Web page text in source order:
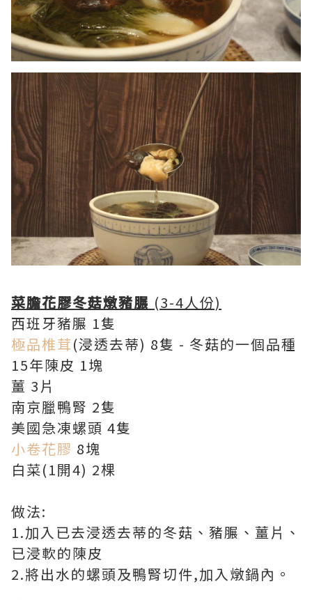
菜膽花膠冬菇燉豬𦟌 (3-4人份)
西班牙豬𦟌 1隻
極品椎茸(浸透去蒂) 8隻 - 冬菇的一個品種
15年陳皮 1塊
薑 3片
南京臘鴨腎 2隻
美國急凍螺頭 4隻
小卷花膠 8塊
白菜(1開4) 2棵
做法:
1.加入已去浸透去蒂的冬菇、豬𦟌、薑片、
已浸軟的陳皮
2.將出水的螺頭及鴨腎切件,加入燉鍋內。